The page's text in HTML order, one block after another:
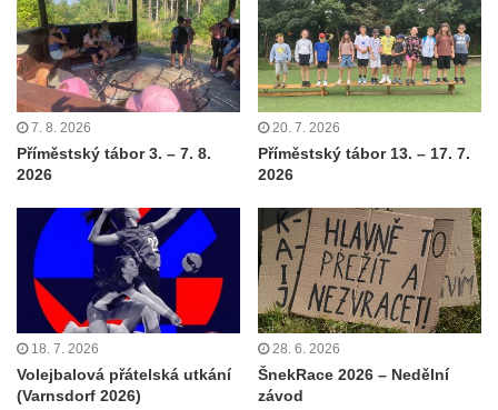
7. 8. 2026
Příměstský tábor 3. – 7. 8.
2026
20. 7. 2026
Příměstský tábor 13. – 17. 7.
2026
18. 7. 2026
Volejbalová přátelská utkání
(Varnsdorf 2026)
28. 6. 2026
ŠnekRace 2026 – Nedělní
závod